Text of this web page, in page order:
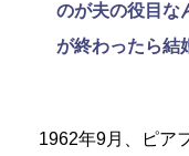
のが夫の役目
が終わったら結
1962年9月、ピア